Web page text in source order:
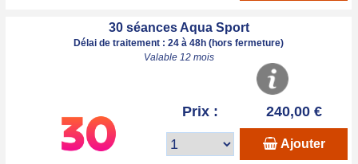
30 séances Aqua Sport
Délai de traitement : 24 à 48h (hors fermeture)
Valable 12 mois
Prix : 240,00 €
Ajouter